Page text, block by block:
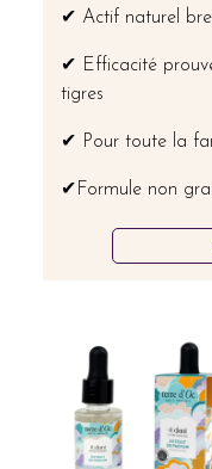
✔ Actif naturel
✔ Efficacité
tigres
✔ Pour toute la
✔Formule non